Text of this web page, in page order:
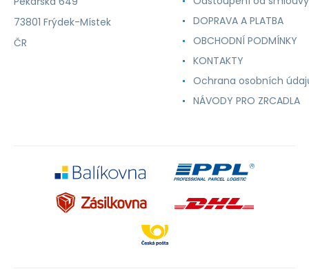
73801 Frýdek-Místek
ČR
DOPRAVA A PLATBA
OBCHODNÍ PODMÍNKY
KONTAKTY
Ochrana osobních
NÁVODY PRO ZRCADLA